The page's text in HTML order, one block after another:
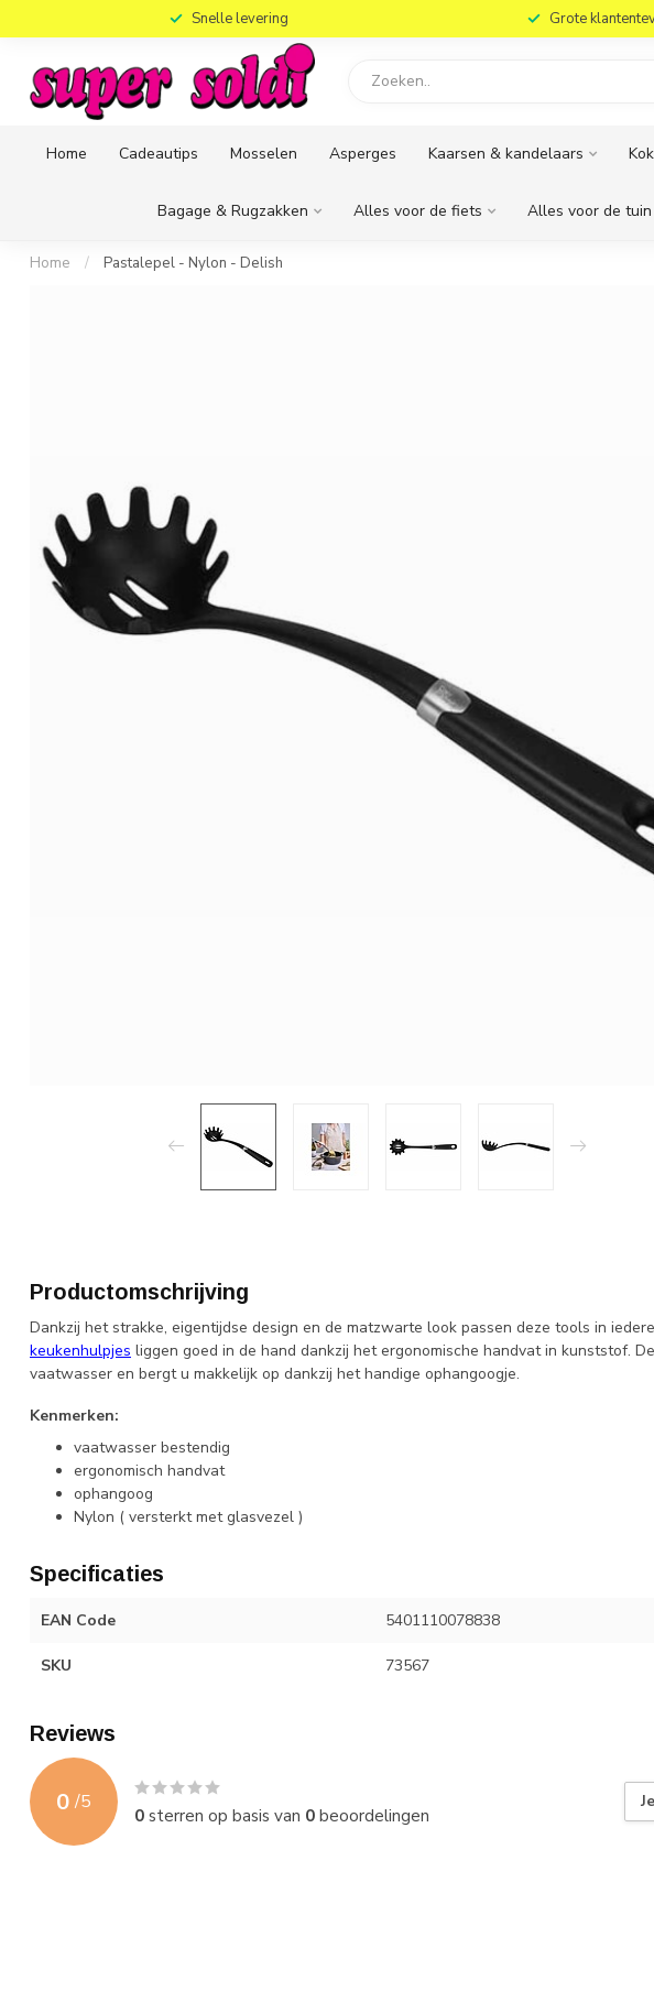
Snelle levering Grote
Home Cadeautips Mosselen Asperges Kaarsen & kandelaars
Bagage & Rugzakken Alles voor de fiets Alles voor de tuin
Home / Pastalepel - Nylon - Delish
Productomschrijving
Dankzij het strakke, eigentijdse design en de matzwarte look passen deze tools in
keukenhulpjes liggen goed in de hand dankzij het ergonomische handvat in kunststof.
vaatwasser en bergt u makkelijk op dankzij het handige ophangoogje.
Kenmerken:
vaatwasser bestendig
ergonomisch handvat
ophangoog
Nylon ( versterkt met glasvezel )
Specificaties
EAN Code 5401110078838
SKU 73567
Reviews
0 /5
0sterren op basis van 0beoordelingen